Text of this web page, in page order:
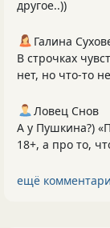
другое..))
Галина
В строчках
нет, но что-то
Ловец Снов
А у Пушкина?)
18+, а про то,
ещё